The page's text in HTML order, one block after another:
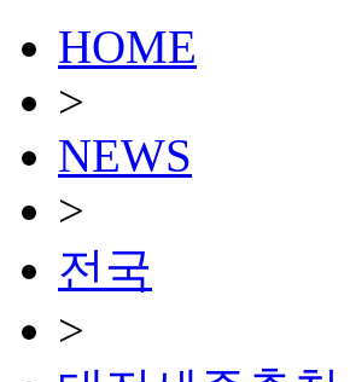
HOME
>
NEWS
>
전국
>